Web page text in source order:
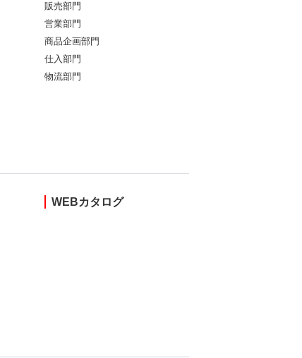
販売部門
営業部門
商品企画部門
仕入部門
物流部門
WEBカタログ